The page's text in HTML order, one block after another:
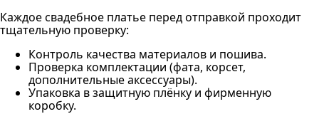
Каждое свадебное платье перед отправкой проходит
тщательную проверку:
Контроль качества материалов и пошива.
Проверка комплектации (фата, корсет,
дополнительные аксессуары).
Упаковка в защитную плёнку и фирменную
коробку.